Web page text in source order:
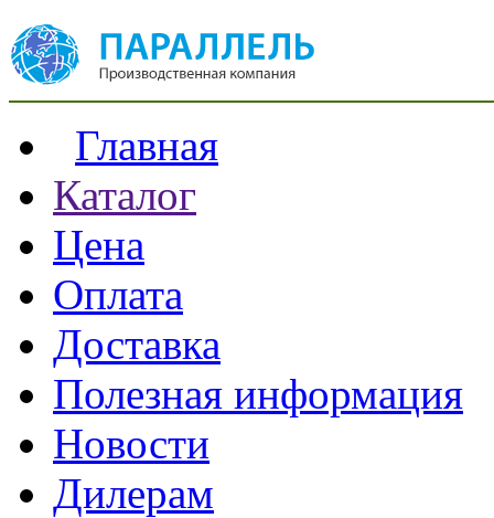
Главная
Каталог
Цена
Оплата
Доставка
Полезная информация
Новости
Дилерам